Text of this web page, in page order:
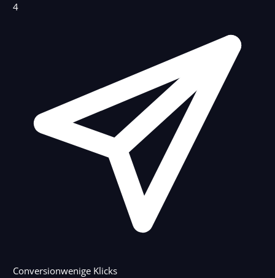
4
Conversionwenige Klicks